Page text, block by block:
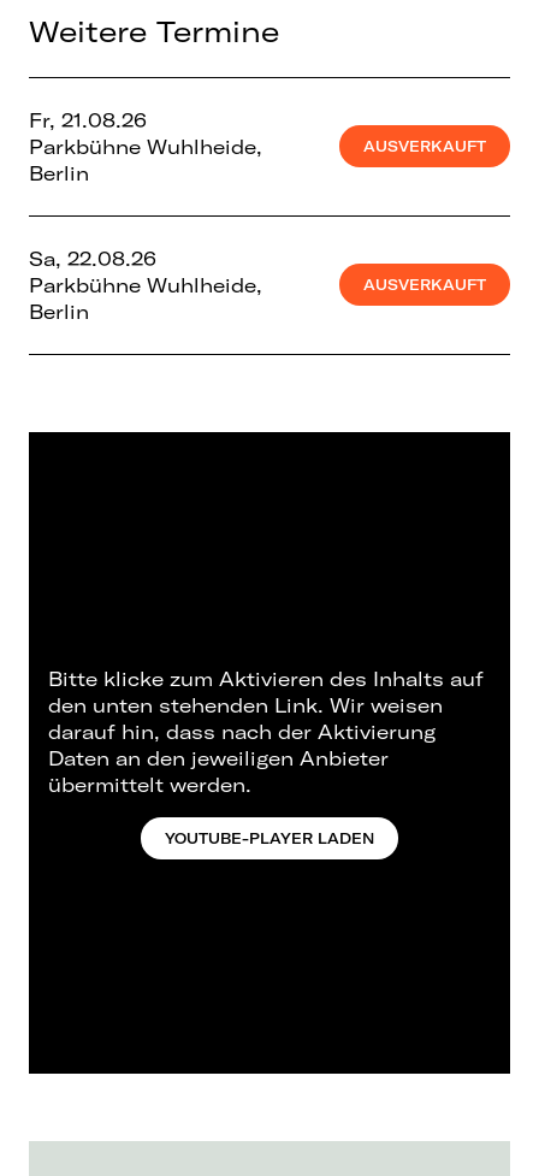
Weitere Termine
Fr, 21.08.26
Parkbühne Wuhlheide,
Berlin
AUSVERKAUFT
Sa, 22.08.26
Parkbühne Wuhlheide,
Berlin
AUSVERKAUFT
Bitte klicke zum Aktivieren des Inhalts auf
den unten stehenden Link. Wir weisen
darauf hin, dass nach der Aktivierung
Daten an den jeweiligen Anbieter
übermittelt werden.
YOUTUBE-PLAYER LADEN